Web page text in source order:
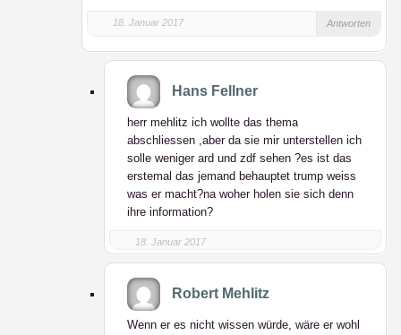
18. Januar 2017 Antworten
Hans Fellner
herr mehlitz ich wollte das thema
abschliessen ,aber da sie mir unterstellen ich
solle weniger ard und zdf sehen ?es ist das
erstemal das jemand behauptet trump weiss
was er macht?na woher holen sie sich denn
ihre information?
18. Januar 2017
Robert Mehlitz
Wenn er es nicht wissen würde, wäre er wohl